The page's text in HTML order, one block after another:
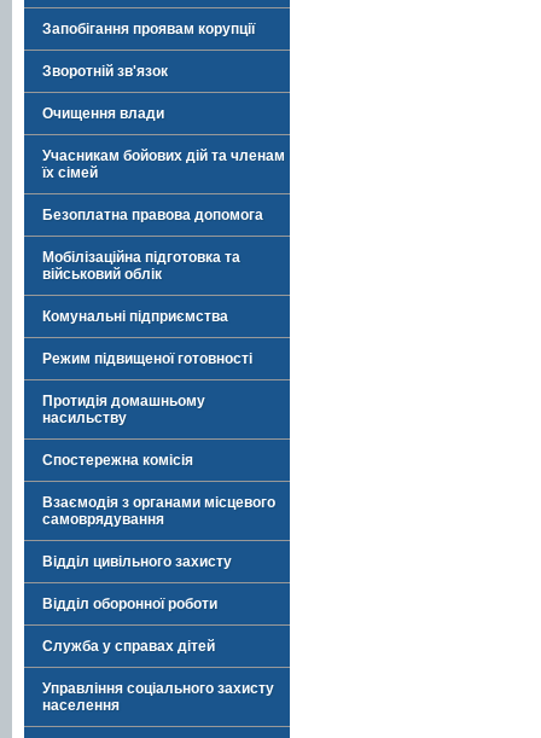
Запобігання проявам корупції
Зворотній зв'язок
Очищення влади
Учасникам бойових дій та членам
їх сімей
Безоплатна правова допомога
Мобілізаційна підготовка та
військовий облік
Комунальні підприємства
Режим підвищеної готовності
Протидія домашньому
насильству
Спостережна комісія
Взаємодія з органами місцевого
самоврядування
Відділ цивільного захисту
Відділ оборонної роботи
Служба у справах дітей
Управління соціального захисту
населення